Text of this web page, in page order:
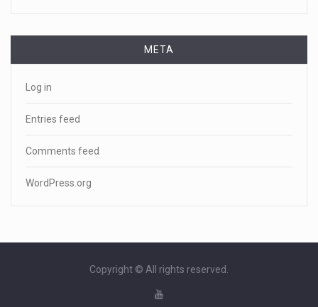
META
Log in
Entries feed
Comments feed
WordPress.org
Copyright © All rights reserved.